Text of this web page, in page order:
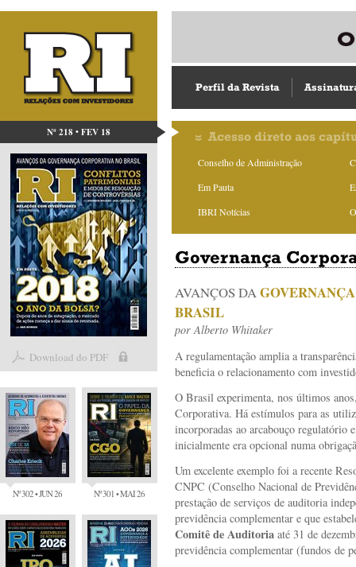
Nº 218 • FEV 18
Download do PDF
Nº 302 • JUN 26 Nº 301 • MAI 26
Perfil da Revista
Acesso direto aos
Conselho de Administração
Em Pauta
IBRI Notícias
Governança
AVANÇOS DA
BRASIL
porAlberto Whitaker
A regulamentação amplia a
beneficia o relacionamento com
O Brasil experimenta, nos últimos
Corporativa. Há estímulos para as
incorporadas ao arcabouço regulatório
inicialmente era opcional numa
Um excelente exemplo foi a recente
CNPC (Conselho Nacional de
prestação de serviços de auditoria
previdência complementar e que
Comitê de Auditoria até 31 de
previdência complementar (fundos de